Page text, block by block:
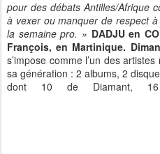
pour des débats Antilles/Afrique
à vexer ou manquer de respect
la semaine pro. » DADJU en
François, en Martinique.
s’impose comme l’un des
sa génération : 2 albums, 2
dont 10 de Diamant,